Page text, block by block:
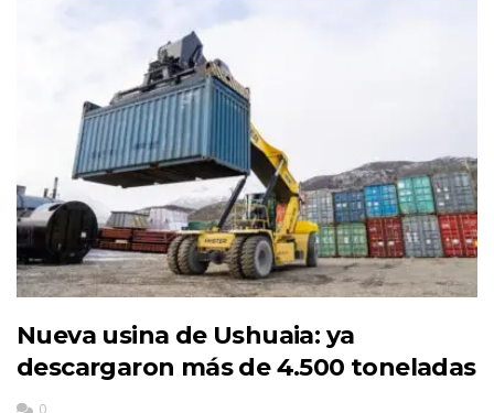
Nueva usina de Ushuaia: ya
descargaron más de 4.500 toneladas
0